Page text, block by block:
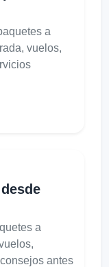
a
vuelos,
a
antes